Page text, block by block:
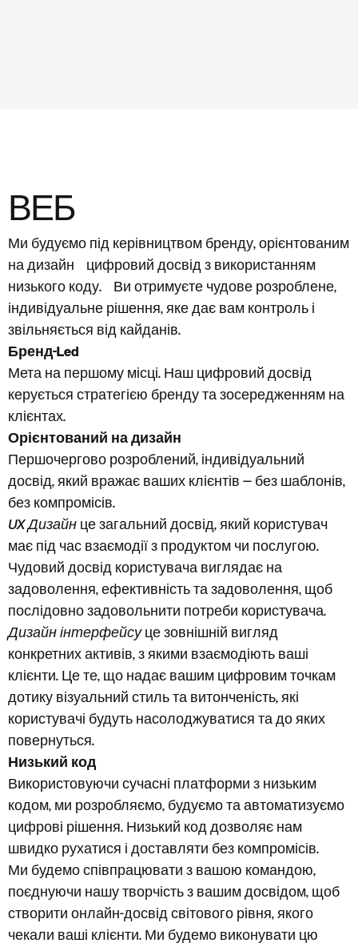
ВЕБ
Ми будуємо під керівництвом бренду, орієнтованим
на дизайн цифровий досвід з використанням
низького коду. Ви отримуєте чудове розроблене,
індивідуальне рішення, яке дає вам контроль і
звільняється від кайданів.
Бренд-Led
Мета на першому місці. Наш цифровий досвід
керується стратегією бренду та зосередженням на
клієнтах.
Орієнтований на дизайн
Першочергово розроблений, індивідуальний
досвід, який вражає ваших клієнтів — без шаблонів,
без компромісів.
UX Дизайн це загальний досвід, який користувач
має під час взаємодії з продуктом чи послугою.
Чудовий досвід користувача виглядає на
задоволення, ефективність та задоволення, щоб
послідовно задовольнити потреби користувача.
Дизайн інтерфейсуце зовнішній вигляд
конкретних активів, з якими взаємодіють ваші
клієнти. Це те, що надає вашим цифровим точкам
дотику візуальний стиль та витонченість, які
користувачі будуть насолоджуватися та до яких
повернуться.
Низький код
Використовуючи сучасні платформи з низьким
кодом, ми розробляємо, будуємо та автоматизуємо
цифрові рішення. Низький код дозволяє нам
швидко рухатися і доставляти без компромісів.
Ми будемо співпрацювати з вашою командою,
поєднуючи нашу творчість з вашим досвідом, щоб
створити онлайн-досвід світового рівня, якого
чекали ваші клієнти. Ми будемо виконувати цю